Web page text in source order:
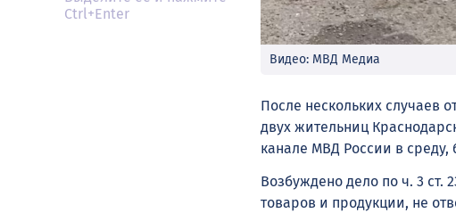
Ctrl+Enter
Видео: МВД Медиа
После нескольких случаев
двух жительниц
канале МВД России в среду,
Возбуждено дело по ч. 3 ст.
товаров и продукции, не